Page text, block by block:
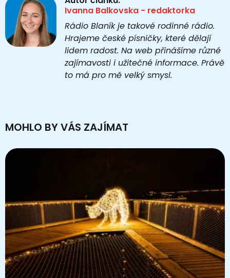
Ivanna Balkovska - redaktorka
Rádio Blaník je takové rodinné rádio.
Hrajeme české písničky, které dělají
lidem radost. Na web přinášíme různé
zajímavosti i užitečné informace. Právě
to má pro mě velký smysl.
MOHLO BY VÁS ZAJÍMAT